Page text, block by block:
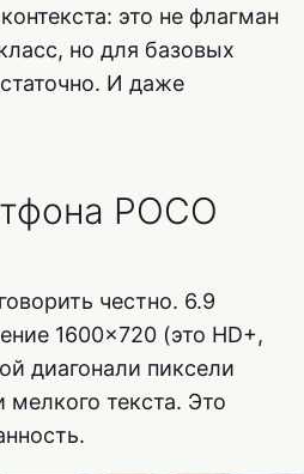
это не флагман
но для базовых
И даже
POCO
честно. 6.9
1600×720 (это HD+,
диагонали пиксели
текста. Это